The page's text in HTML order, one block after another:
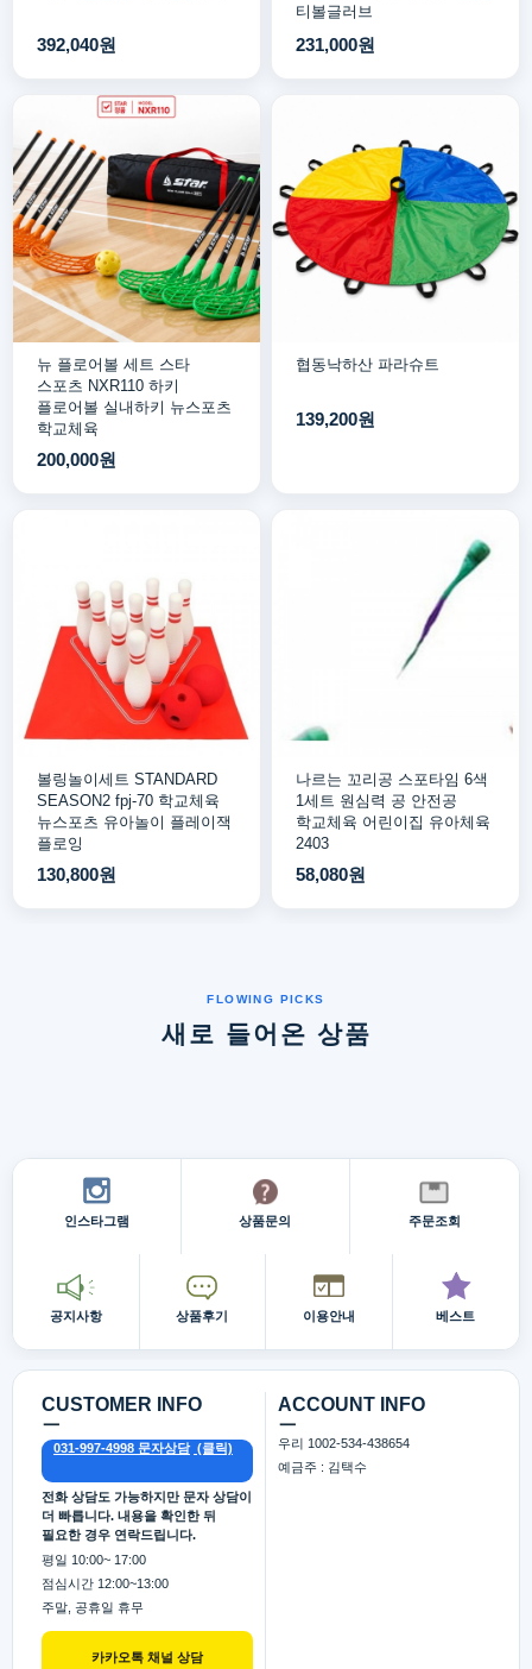
392,040원
티볼글러브
231,000원
뉴 플로어볼 세트 스타
스포츠 NXR110 하키
플로어볼 실내하키 뉴스포츠
학교체육
200,000원
협동낙하산 파라슈트
139,200원
볼링놀이세트 STANDARD
SEASON2 fpj-70 학교체육
뉴스포츠 유아놀이 플레이잭
플로잉
130,800원
나르는 꼬리공 스포타임 6색
1세트 원심력 공 안전공
학교체육 어린이집 유아체육
2403
58,080원
새로 들어온 상품
인스타그램 상품문의 주문조회
공지사항 상품후기 이용안내 베스트
CUSTOMER INFO
카카오톡 채널 상담
ㅡ
031-997-4998 문자상담
전화 상담도 가능하지만 문자 상담이
더 빠릅니다. 내용을 확인한 뒤
필요한 경우 연락드립니다.
평일 10:00~ 17:00
점심시간 12:00~13:00
주말, 공휴일 휴무
ACCOUNT INFO
ㅡ
우리 1002-534-438654
예금주 : 김택수